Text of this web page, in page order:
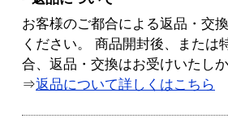
お客様のご都合による返品・交
ください。 商品開封後、または
合、返品・交換はお受けいたし
⇒返品について詳しくはこちら